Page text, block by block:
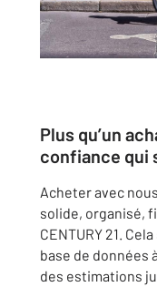
Plus qu’un
confiance qui
Acheter avec
solide, organisé,
CENTURY 21.
base de données
des estimations